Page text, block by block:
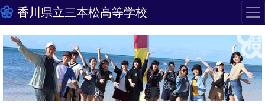
香川県立三本松高等学校